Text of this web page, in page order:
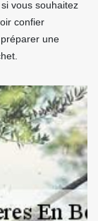
vous souhaitez
confier
une